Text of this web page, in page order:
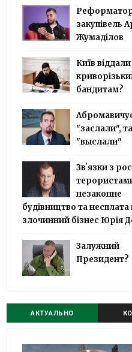
закупівель
Жумаділов
Київ віддали
бандитам?
"заслали",
"выслали"
Звʼязки з
незаконне
будівництво та несплата
злочинний бізнес Юрія
Залужний
Президент?
АКТУАЛЬНО